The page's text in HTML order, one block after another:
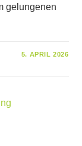
gelungenen
5. APRIL 2026